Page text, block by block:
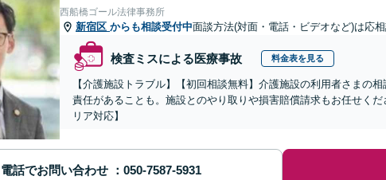
西船橋ゴール法律事務所
新宿区 からも相談受付中面談方法(対面・電話・ビデオなど)は応
検査ミスによる医療事故 料金表を見る
【介護施設トラブル】【初回相談無料】介護施設の利用者さまの
責任があることも。施設とのやり取りや損害賠償請求もお任せく
リア対応】
電話でお問い合わせ